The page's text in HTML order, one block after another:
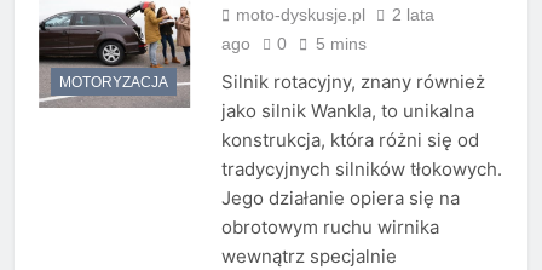
MOTORYZACJA
moto-dyskusje.pl
2 lata
ago
0 5 mins
Silnik rotacyjny, znany również
jako silnik Wankla, to unikalna
konstrukcja, która różni się od
tradycyjnych silników tłokowych.
Jego działanie opiera się na
obrotowym ruchu wirnika
wewnątrz specjalnie